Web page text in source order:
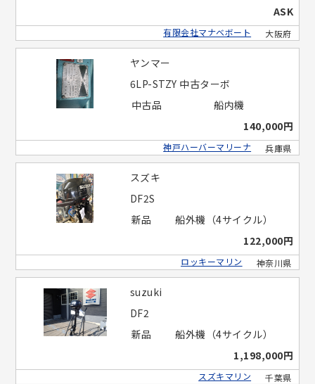
ASK
大阪府
有限会社マナベボート
ヤンマー
6LP-STZY 中古ターボ
中古品
船内機
140,000円
兵庫県
神戸ハーバーマリーナ
スズキ
DF2S
新品
船外機（4サイクル）
122,000円
神奈川県
ロッキーマリン
suzuki
DF2
新品
船外機（4サイクル）
1,198,000円
千葉県
スズキマリン